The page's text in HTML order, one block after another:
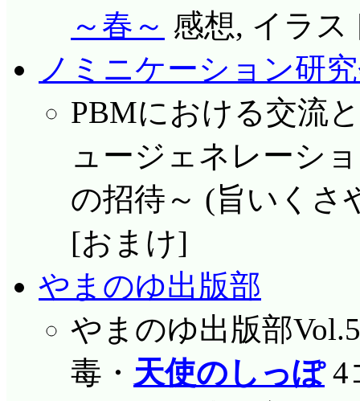
～春～ 感想, イラス
ノミニケーション研
PBMにおける交流
ュージェネレーシ
の招待～ (旨いくさ
[おまけ]
やまのゆ出版部
やまのゆ出版部
毒・ 天使のしっぽ4